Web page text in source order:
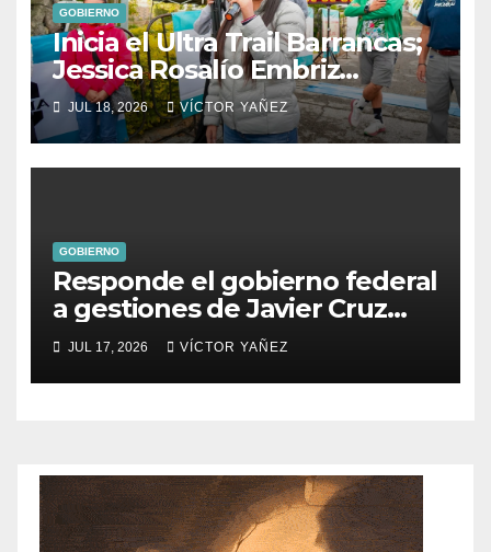
GOBIERNO
Inicia el Ultra Trail Barrancas;
Jessica Rosalío Embriz
impulsa el deporte y el
turismo en Ixtapan de la Sal
JUL 18, 2026 VÍCTOR YAÑEZ
GOBIERNO
Responde el gobierno federal
a gestiones de Javier Cruz
Jaramillo
JUL 17, 2026 VÍCTOR YAÑEZ